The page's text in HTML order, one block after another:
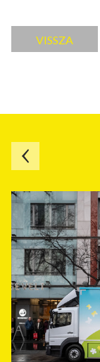
VISSZA